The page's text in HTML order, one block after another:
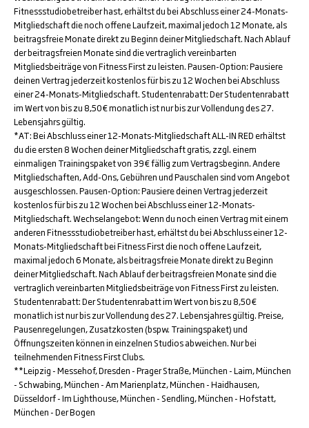
Fitnessstudiobetreiber hast, erhältst du bei Abschluss einer 24-Monats-
Mitgliedschaft die noch offene Laufzeit, maximal jedoch 12 Monate, als
beitragsfreie Monate direkt zu Beginn deiner Mitgliedschaft. Nach Ablauf
der beitragsfreien Monate sind die vertraglich vereinbarten
Mitgliedsbeiträge von Fitness First zu leisten. Pausen-Option: Pausiere
deinen Vertrag jederzeit kostenlos für bis zu 12 Wochen bei Abschluss
einer 24-Monats-Mitgliedschaft. Studentenrabatt: Der Studentenrabatt
im Wert von bis zu 8,50€ monatlich ist nur bis zur Vollendung des 27.
Lebensjahrs gültig.
*AT: Bei Abschluss einer 12-Monats-Mitgliedschaft ALL-IN RED erhältst
du die ersten 8 Wochen deiner Mitgliedschaft gratis, zzgl. einem
einmaligen Trainingspaket von 39€ fällig zum Vertragsbeginn. Andere
Mitgliedschaften, Add-Ons, Gebühren und Pauschalen sind vom Angebot
ausgeschlossen. Pausen-Option: Pausiere deinen Vertrag jederzeit
kostenlos für bis zu 12 Wochen bei Abschluss einer 12-Monats-
Mitgliedschaft. Wechselangebot: Wenn du noch einen Vertrag mit einem
anderen Fitnessstudiobetreiber hast, erhältst du bei Abschluss einer 12-
Monats-Mitgliedschaft bei Fitness First die noch offene Laufzeit,
maximal jedoch 6 Monate, als beitragsfreie Monate direkt zu Beginn
deiner Mitgliedschaft. Nach Ablauf der beitragsfreien Monate sind die
vertraglich vereinbarten Mitgliedsbeiträge von Fitness First zu leisten.
Studentenrabatt: Der Studentenrabatt im Wert von bis zu 8,50€
monatlich ist nur bis zur Vollendung des 27. Lebensjahres gültig. Preise,
Pausenregelungen, Zusatzkosten (bspw. Trainingspaket) und
Öffnungszeiten können in einzelnen Studios abweichen. Nur bei
teilnehmenden Fitness First Clubs.
**Leipzig - Messehof, Dresden - Prager Straße, München - Laim, München
- Schwabing, München - Am Marienplatz, München - Haidhausen,
Düsseldorf - Im Lighthouse, München - Sendling, München - Hofstatt,
München - Der Bogen